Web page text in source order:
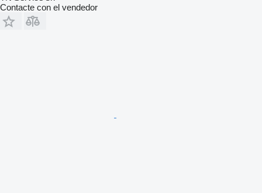
Contacte con el vendedor